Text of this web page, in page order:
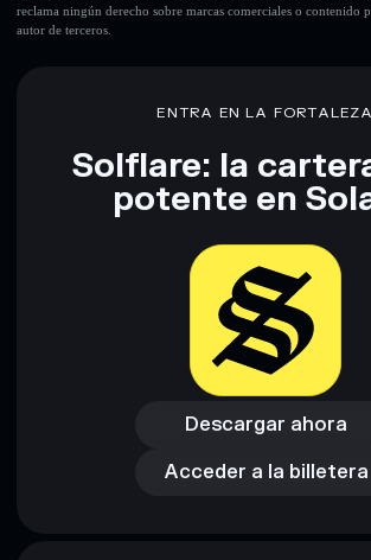
reclama ningún derecho sobre marcas comerciales o contenido
autor de terceros.
ENTRA EN LA FORTALEZA
Solflare: la
potente en
Descargar ahora
Descargar ahora
Acceder a la billetera
Acceder a la billetera